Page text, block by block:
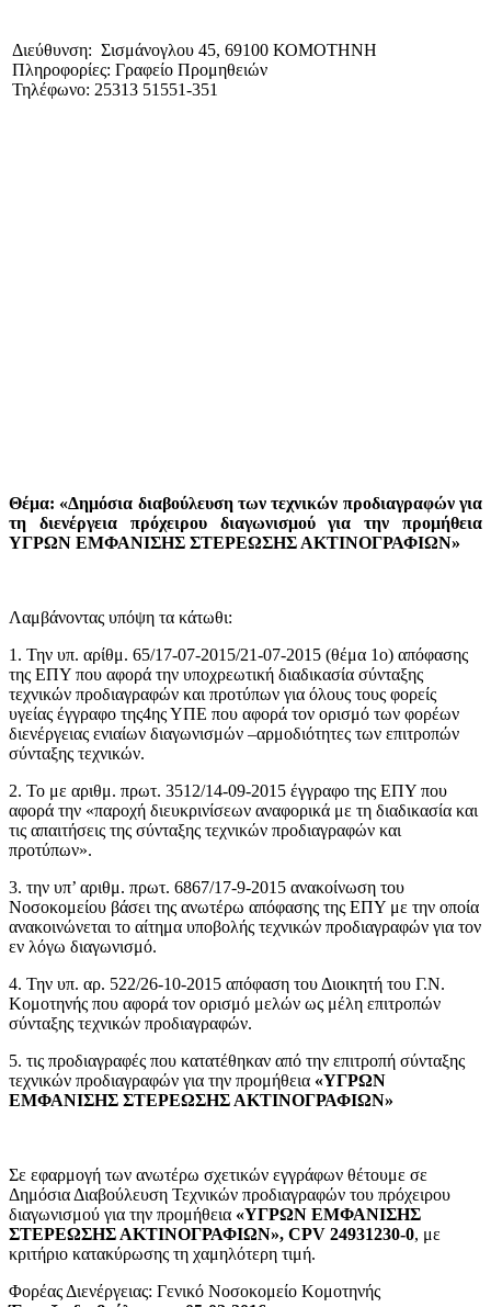
Διεύθυνση: Σισμάνογλου 45, 69100 ΚΟΜΟΤΗΝΗ
Πληροφορίες: Γραφείο Προμηθειών
Τηλέφωνο: 25313 51551-351
Θέμα: «Δημόσια διαβούλευση των τεχνικών προδιαγραφών για
τη διενέργεια πρόχειρου διαγωνισμού για την προμήθεια
ΥΓΡΩΝ ΕΜΦΑΝΙΣΗΣ ΣΤΕΡΕΩΣΗΣ ΑΚΤΙΝΟΓΡΑΦΙΩΝ»
Λαμβάνοντας υπόψη τα κάτωθι:
1. Την υπ. αρίθμ. 65/17-07-2015/21-07-2015 (θέμα 1ο) απόφασης
της ΕΠΥ που αφορά την υποχρεωτική διαδικασία σύνταξης
τεχνικών προδιαγραφών και προτύπων για όλους τους φορείς
υγείας έγγραφο της4ης ΥΠΕ που αφορά τον ορισμό των φορέων
διενέργειας ενιαίων διαγωνισμών –αρμοδιότητες των επιτροπών
σύνταξης τεχνικών.
2. Το με αριθμ. πρωτ. 3512/14-09-2015 έγγραφο της ΕΠΥ που
αφορά την «παροχή διευκρινίσεων αναφορικά με τη διαδικασία και
τις απαιτήσεις της σύνταξης τεχνικών προδιαγραφών και
προτύπων».
3. την υπ’ αριθμ. πρωτ. 6867/17-9-2015 ανακοίνωση του
Νοσοκομείου βάσει της ανωτέρω απόφασης της ΕΠΥ με την οποία
ανακοινώνεται το αίτημα υποβολής τεχνικών προδιαγραφών για τον
εν λόγω διαγωνισμό.
4. Την υπ. αρ. 522/26-10-2015 απόφαση του Διοικητή του Γ.Ν.
Κομοτηνής που αφορά τον ορισμό μελών ως μέλη επιτροπών
σύνταξης τεχνικών προδιαγραφών.
5. τις προδιαγραφές που κατατέθηκαν από την επιτροπή σύνταξης
τεχνικών προδιαγραφών για την προμήθεια «ΥΓΡΩΝ
ΕΜΦΑΝΙΣΗΣ ΣΤΕΡΕΩΣΗΣ ΑΚΤΙΝΟΓΡΑΦΙΩΝ»
Σε εφαρμογή των ανωτέρω σχετικών εγγράφων θέτουμε σε
Δημόσια Διαβούλευση Τεχνικών προδιαγραφών του πρόχειρου
διαγωνισμού για την προμήθεια «ΥΓΡΩΝ ΕΜΦΑΝΙΣΗΣ
ΣΤΕΡΕΩΣΗΣ ΑΚΤΙΝΟΓΡΑΦΙΩΝ», CPV 24931230-0, με
κριτήριο κατακύρωσης τη χαμηλότερη τιμή.
Φορέας Διενέργειας: Γενικό Νοσοκομείο Κομοτηνής